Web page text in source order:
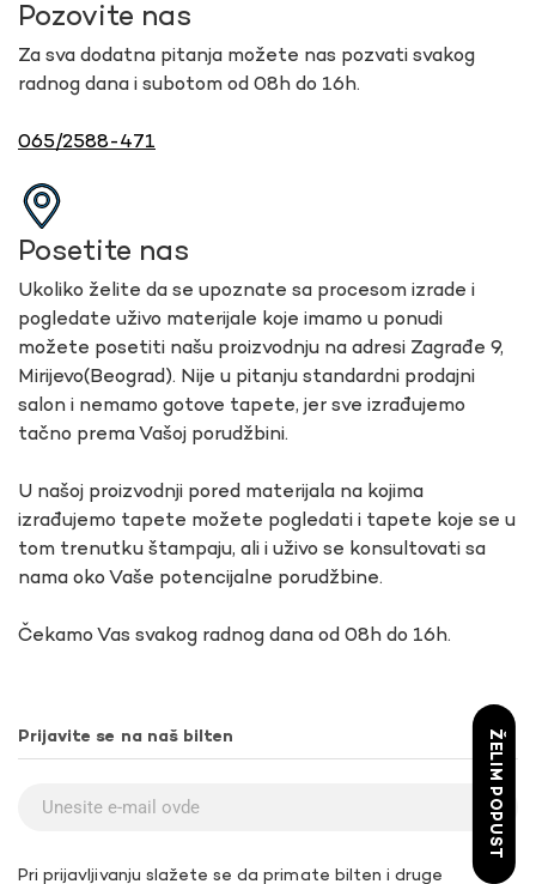
Pozovite nas
Za sva dodatna pitanja možete nas pozvati svakog
radnog dana i subotom od 08h do 16h.
065/2588-471
Posetite nas
Ukoliko želite da se upoznate sa procesom izrade i
pogledate uživo materijale koje imamo u ponudi
možete posetiti našu proizvodnju na adresi Zagrađe 9,
Mirijevo(Beograd). Nije u pitanju standardni prodajni
salon i nemamo gotove tapete, jer sve izrađujemo
tačno prema Vašoj porudžbini.
U našoj proizvodnji pored materijala na kojima
izrađujemo tapete možete pogledati i tapete koje se u
tom trenutku štampaju, ali i uživo se konsultovati sa
nama oko Vaše potencijalne porudžbine.
Čekamo Vas svakog radnog dana od 08h do 16h.
Prijavite se na naš bilten
Pri prijavljivanju slažete se da primate bilten i druge
ŽELIM POPUST